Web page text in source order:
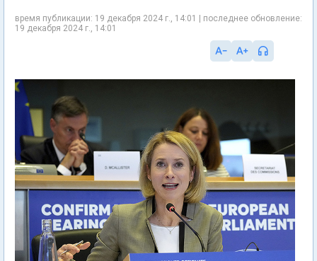
время публикации: 19 декабря 2024 г., 14:01 | последнее обновление:
19 декабря 2024 г., 14:01